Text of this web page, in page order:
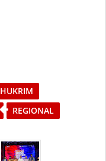
HUKRIM
REGIONAL